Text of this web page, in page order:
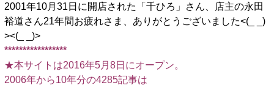
2001年10月31日に開店された「千ひろ」さん、店主の永田
裕道さん21年間お疲れさま、ありがとうございました<(_ _)
><(_ _)>
*****************
★本サイトは2016年5月8日にオープン。
2006年から10年分の4285記事は